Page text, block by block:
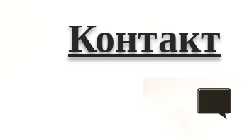
Контакт